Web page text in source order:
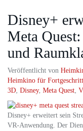
Disney+
Meta
und
Veröffentlicht von
Heimkino für
3D, Disney, Meta Quest,
Disney+ erweitert sein
VR‑Anwendung. Der